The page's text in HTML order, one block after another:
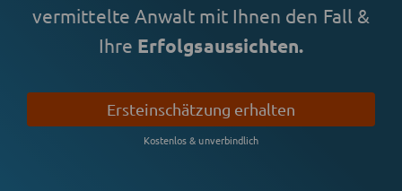
vermittelte Anwalt mit Ihnen den Fall &
Ihre Erfolgsaussichten.
Ersteinschätzung erhalten
Kostenlos & unverbindlich